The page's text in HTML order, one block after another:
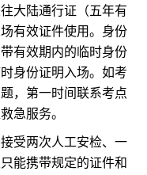
大陆通行证（五年有
有效证件使用。身份
有效期内的临时身份
身份证明入场。如考
，第一时间联系考点
急服务。
受两次人工安检、一
能携带规定的证件和